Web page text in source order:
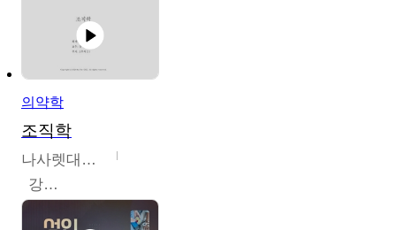
의약학
조직학
나사렛대학교
강지언